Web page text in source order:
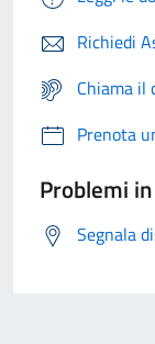
Richiedi
Chiama il
Prenota
Problemi
Segnala